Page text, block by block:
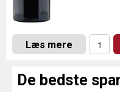
Læs mere
De bedste